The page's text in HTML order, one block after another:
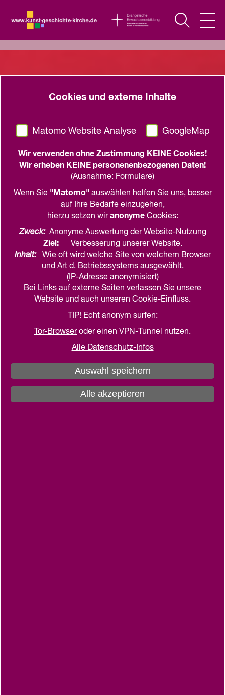
Cookies und externe Inhalte
Matomo Website Analyse GoogleMap
Wir verwenden ohne Zustimmung KEINE Cookies!
Wir erheben KEINE personenenbezogenen Daten!
(Ausnahme: Formulare)
Wenn Sie"Matomo" auswählen helfen Sie uns, besser
auf Ihre Bedarfe einzugehen,
hierzu setzen wiranonyme Cookies:
Zweck: Anonyme Auswertung der Website-Nutzung
Ziel: Verbesserung unserer Website.
Inhalt: Wie oft wird welche Site von welchem Browser
und Art d. Betriebssystems ausgewählt.
(IP-Adresse anonymisiert)
Bei Links auf externe Seiten verlassen Sie unsere
Website und auch unseren Cookie-Einfluss.
TIP! Echt anonym surfen:
Tor-Browseroder einen VPN-Tunnel nutzen.
Alle Datenschutz-Infos
Auswahl speichern
Alle akzeptieren